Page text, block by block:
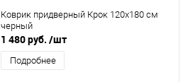
Коврик придверный Крок 120x180 см
черный
1 480 руб. /шт
Подробнее